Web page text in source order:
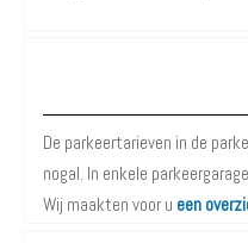
De parkeertarieven in de
nogal. In enkele
Wij maakten voor u een